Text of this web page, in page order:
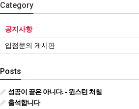
Category
공지사항
입점문의 게시판
Posts
성공이 끝은 아니다. - 윈스턴 처칠
출석합니다